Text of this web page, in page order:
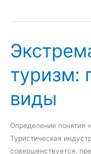
и
е
т
о
ы
ц
е
л
г
и
:
о
я
т
туризм:
виды
Определение понятия
Туристическая
совершенствуется,